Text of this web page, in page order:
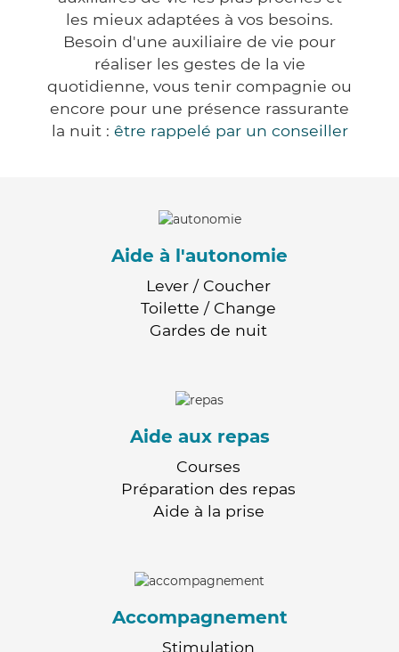
les mieux adaptées à vos besoins.
Besoin d'une auxiliaire de vie pour
réaliser les gestes de la vie
quotidienne, vous tenir compagnie ou
encore pour une présence rassurante
la nuit : être rappelé par un conseiller
Aide à l'autonomie
Lever / Coucher
Toilette / Change
Gardes de nuit
Aide aux repas
Courses
Préparation des repas
Aide à la prise
Accompagnement
Stimulation